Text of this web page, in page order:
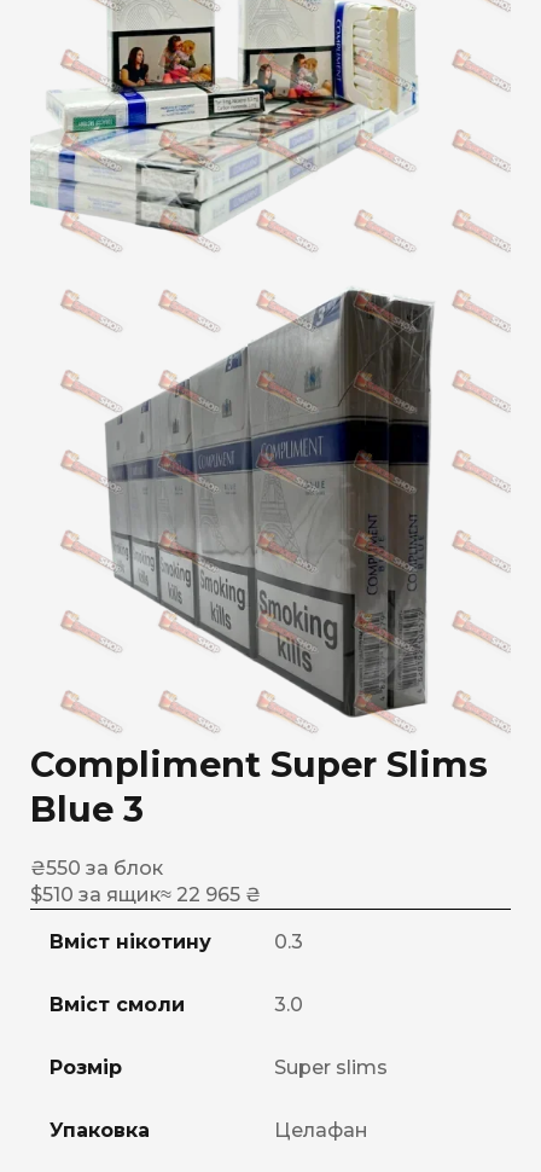
Compliment Super Slims
Blue 3
₴550 за блок
$510 за ящик≈ 22 965 ₴
Вміст нікотину 0.3
Вміст смоли 3.0
Розмір Super slims
Упаковка Целафан